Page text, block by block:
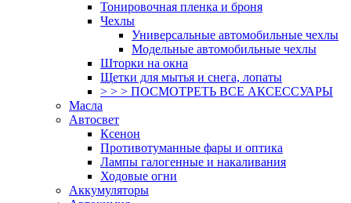
Тонировочная пленка и броня
Чехлы
Универсальные автомобильные чехлы
Модельные автомобильные чехлы
Шторки на окна
Щетки для мытья и снега, лопаты
> > > ПОСМОТРЕТЬ ВСЕ АКСЕССУАРЫ
Масла
Автосвет
Ксенон
Противотуманные фары и оптика
Лампы галогенные и накаливания
Ходовые огни
Аккумуляторы